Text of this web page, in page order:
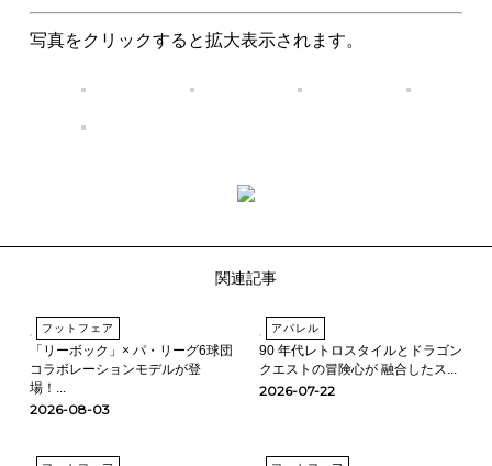
写真をクリックすると拡大表示されます。
関連記事
フットフェア
「リーボック」× パ・リーグ6球団
コラボレーションモデルが登
場！...
2026-08-03
アパレル
90 年代レトロスタイルとドラゴン
クエストの冒険心が 融合したス...
2026-07-22